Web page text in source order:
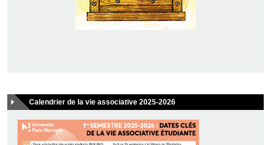
Calendrier de la vie associative 2025-2026